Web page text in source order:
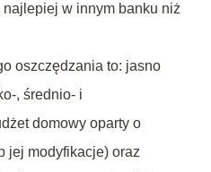
w innym banku niż
oszczędzania to: jasno
, średnio- i
domowy oparty o
jej modyfikacje) oraz